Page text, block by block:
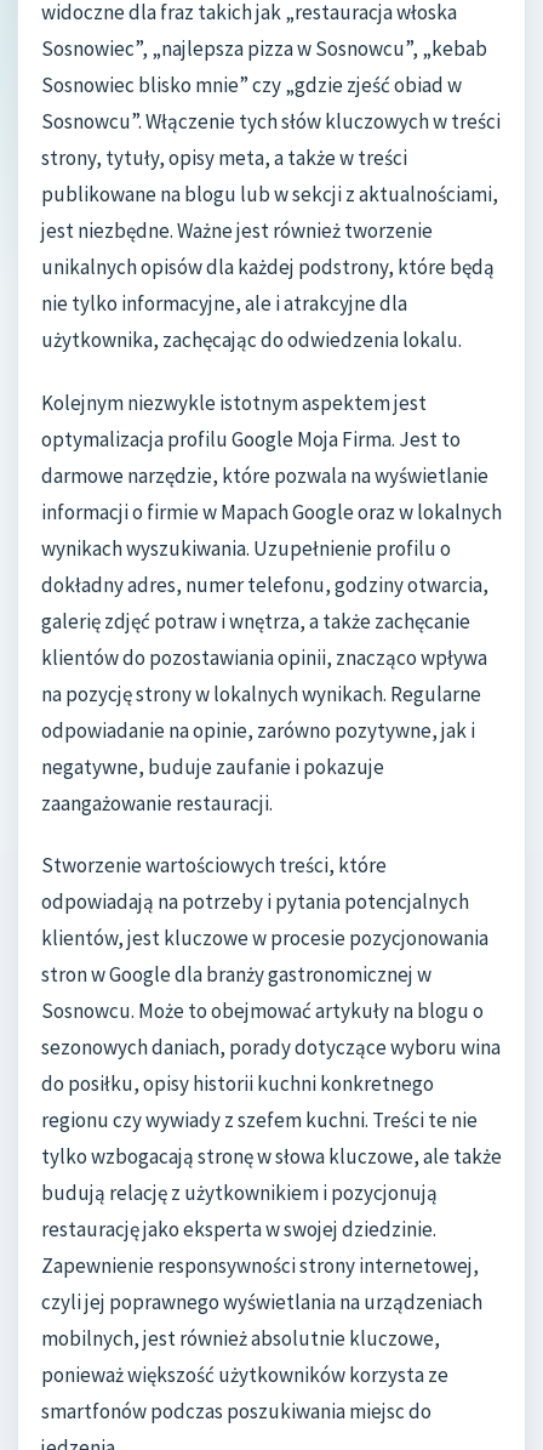
widoczne dla fraz takich jak „restauracja włoska
Sosnowiec”, „najlepsza pizza w Sosnowcu”, „kebab
Sosnowiec blisko mnie” czy „gdzie zjeść obiad w
Sosnowcu”. Włączenie tych słów kluczowych w treści
strony, tytuły, opisy meta, a także w treści
publikowane na blogu lub w sekcji z aktualnościami,
jest niezbędne. Ważne jest również tworzenie
unikalnych opisów dla każdej podstrony, które będą
nie tylko informacyjne, ale i atrakcyjne dla
użytkownika, zachęcając do odwiedzenia lokalu.
Kolejnym niezwykle istotnym aspektem jest
optymalizacja profilu Google Moja Firma. Jest to
darmowe narzędzie, które pozwala na wyświetlanie
informacji o firmie w Mapach Google oraz w lokalnych
wynikach wyszukiwania. Uzupełnienie profilu o
dokładny adres, numer telefonu, godziny otwarcia,
galerię zdjęć potraw i wnętrza, a także zachęcanie
klientów do pozostawiania opinii, znacząco wpływa
na pozycję strony w lokalnych wynikach. Regularne
odpowiadanie na opinie, zarówno pozytywne, jak i
negatywne, buduje zaufanie i pokazuje
zaangażowanie restauracji.
Stworzenie wartościowych treści, które
odpowiadają na potrzeby i pytania potencjalnych
klientów, jest kluczowe w procesie pozycjonowania
stron w Google dla branży gastronomicznej w
Sosnowcu. Może to obejmować artykuły na blogu o
sezonowych daniach, porady dotyczące wyboru wina
do posiłku, opisy historii kuchni konkretnego
regionu czy wywiady z szefem kuchni. Treści te nie
tylko wzbogacają stronę w słowa kluczowe, ale także
budują relację z użytkownikiem i pozycjonują
restaurację jako eksperta w swojej dziedzinie.
Zapewnienie responsywności strony internetowej,
czyli jej poprawnego wyświetlania na urządzeniach
mobilnych, jest również absolutnie kluczowe,
ponieważ większość użytkowników korzysta ze
smartfonów podczas poszukiwania miejsc do